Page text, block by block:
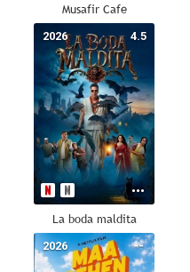
Musafir Cafe
4.5
2026
La boda maldita
--
2026